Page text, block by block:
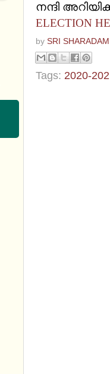
നന്ദി
ELECTION
by SRI
Tags: 2020-